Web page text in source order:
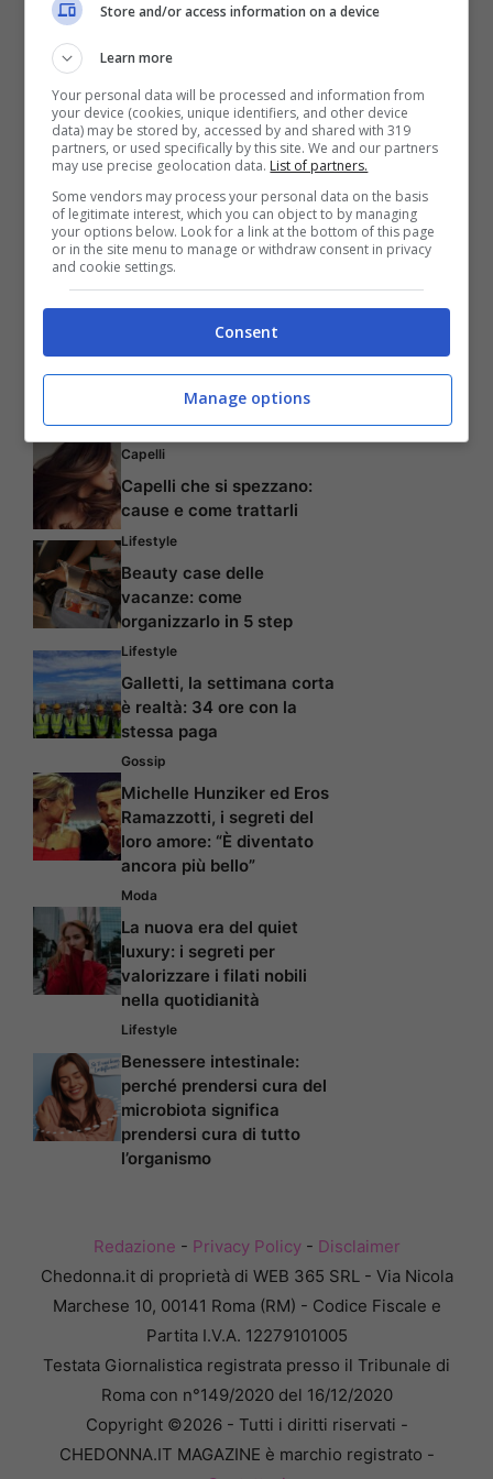
con Sandro va sempre peggio, intanto
l’uomo è sempre più intenzionato a
riconquistare Greta… ma non è facile!
Gianluca vuole mettere sempre più
distanza fra se stesso e coloro che gli
vogliono bene, ma per lui arriva una notizia
inaspettata. Raffaele è sempre più vittima
di Max Peluso, ma viene confortato da
Ornella…
Articoli recenti
Capelli
Capelli che si spezzano:
cause e come trattarli
Lifestyle
Beauty case delle
vacanze: come
organizzarlo in 5 step
Lifestyle
Galletti, la settimana corta
è realtà: 34 ore con la
stessa paga
Gossip
Michelle Hunziker ed Eros
Ramazzotti, i segreti del
loro amore: “È diventato
ancora più bello”
Moda
La nuova era del quiet
luxury: i segreti per
valorizzare i filati nobili
nella quotidianità
Lifestyle
Benessere intestinale:
perché prendersi cura del
microbiota significa
prendersi cura di tutto
l’organismo
Redazione - Privacy Policy- Disclaimer
Chedonna.it di proprietà di WEB 365 SRL - Via Nicola
Marchese 10, 00141 Roma (RM) - Codice Fiscale e
Partita I.V.A. 12279101005
Testata Giornalistica registrata presso il Tribunale di
Roma con n°149/2020 del 16/12/2020
Copyright ©2026 - Tutti i diritti riservati -
CHEDONNA.IT MAGAZINE è marchio registrato -
Store and/or access information on a device
Learn more
Your personal data will be processed and information from
your device (cookies, unique identifiers, and other device
data) may be stored by, accessed by and shared with 319
partners, or used specifically by this site. We and our partners
may use precise geolocation data. List of partners.
Some vendors may process your personal data on the basis
of legitimate interest, which you can object to by managing
your options below. Look for a link at the bottom of this page
or in the site menu to manage or withdraw consent in privacy
and cookie settings.
Consent
Manage options